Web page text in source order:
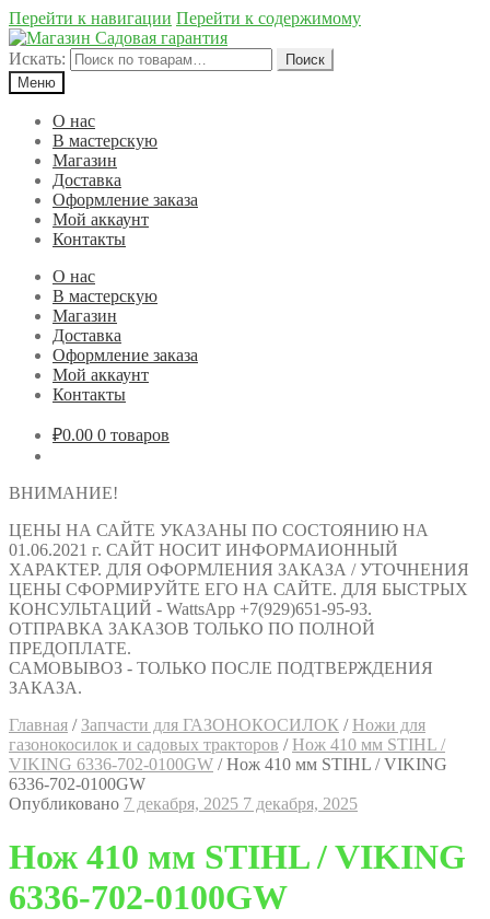
Перейти к навигации Перейти к содержимому
Искать:
Поиск
Меню
О нас
В мастерскую
Магазин
Доставка
Оформление заказа
Мой аккаунт
Контакты
О нас
В мастерскую
Магазин
Доставка
Оформление заказа
Мой аккаунт
Контакты
₽0.00 0 товаров
ВНИМАНИЕ!
ЦЕНЫ НА САЙТЕ УКАЗАНЫ ПО СОСТОЯНИЮ НА
01.06.2021 г. САЙТ НОСИТ ИНФОРМАИОННЫЙ
ХАРАКТЕР. ДЛЯ ОФОРМЛЕНИЯ ЗАКАЗА / УТОЧНЕНИЯ
ЦЕНЫ СФОРМИРУЙТЕ ЕГО НА САЙТЕ. ДЛЯ БЫСТРЫХ
КОНСУЛЬТАЦИЙ - WattsApp +7(929)651-95-93.
ОТПРАВКА ЗАКАЗОВ ТОЛЬКО ПО ПОЛНОЙ
ПРЕДОПЛАТЕ.
САМОВЫВОЗ - ТОЛЬКО ПОСЛЕ ПОДТВЕРЖДЕНИЯ
ЗАКАЗА.
Главная / Запчасти для ГАЗОНОКОСИЛОК / Ножи для
газонокосилок и садовых тракторов / Нож 410 мм STIHL /
VIKING 6336-702-0100GW /Нож 410 мм STIHL / VIKING
6336-702-0100GW
Опубликовано 7 декабря, 2025 7 декабря, 2025
Нож 410 мм STIHL / VIKING
6336-702-0100GW